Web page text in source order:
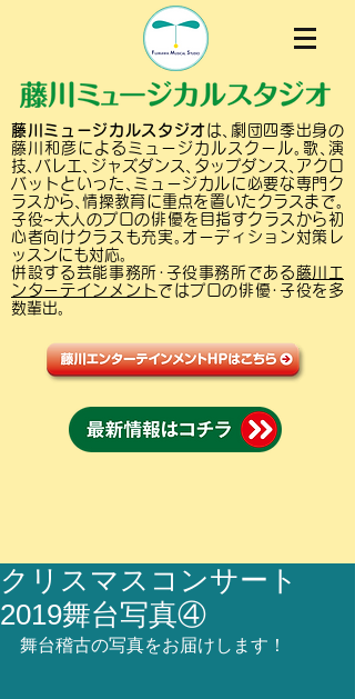
藤川ミュージカルスタジオは､劇団四季出身の
藤川和彦によるミュージカルスクール｡歌､演
技､バレエ､ジャズダンス､タップダンス､アクロ
バットといった､ミュージカルに必要な専門ク
ラスから､情操教育に重点を置いたクラスまで｡
子役~大人のプロの俳優を目指すクラスから初
心者向けクラスも充実｡オーディション対策レ
ッスンにも対応｡
併設する芸能事務所･子役事務所である 藤川エ
ンターテインメント ではプロの俳優･子役を多
数輩出｡
クリスマスコンサート
2019舞台写真④
舞台稽古の写真をお届けします！